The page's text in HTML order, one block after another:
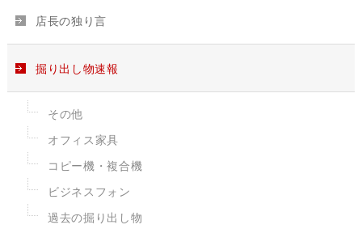
店長の独り言
掘り出し物速報
その他
オフィス家具
コピー機・複合機
ビジネスフォン
過去の掘り出し物